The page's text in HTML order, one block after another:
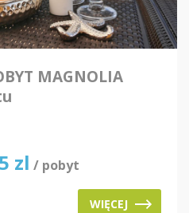
MAGNOLIA
zl / pobyt
WIĘCEJ